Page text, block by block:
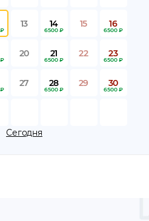
13 14
6500 ₽
15 16
6500 ₽
20 21
6500 ₽
22 23
6500 ₽
27 28
6500 ₽
29 30
6500 ₽
Сегодня